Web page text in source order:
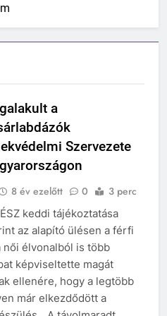
a
Szervezete
8 év ezelőtt 0 3 perc
keddi tájékoztatása
az alapító ülésen a férfi
női élvonalból is több
képviseltette magát
ellenére, hogy a legtöbb
már elkezdődött a